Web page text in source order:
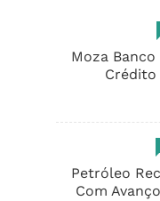
Moza Banco
Crédito
Petróleo
Com